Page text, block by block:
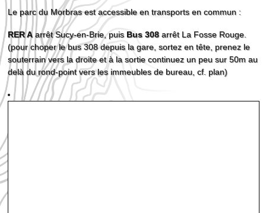
Le parc du Morbras est accessible en transports en commun :
RER A arrêt Sucy-en-Brie, puisBus 308arrêt La Fosse Rouge.
(pour choper le bus 308 depuis la gare, sortez en tête, prenez le
souterrain vers la droite et à la sortie continuez un peu sur 50m au
delà du rond-point vers les immeubles de bureau, cf. plan)